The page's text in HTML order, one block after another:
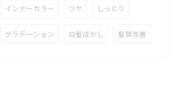
インナーカラー ツヤ しっとり
グラデーション 白髪ぼかし 髪質改善